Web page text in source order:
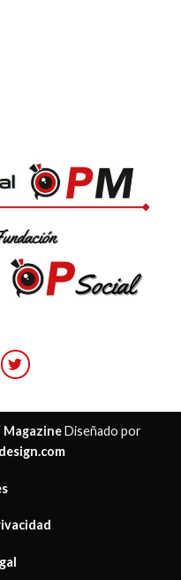
MagazineDiseñado por